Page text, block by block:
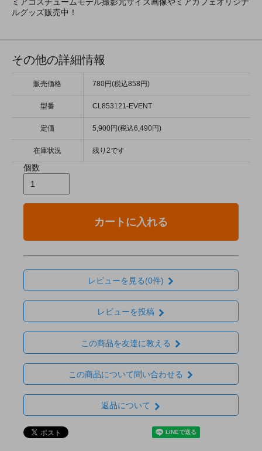
ルグッズ販売中！
その他の詳細情報
販売価格 780円(税込858円)
型番 CL853121-EVENT
定価 5,900円(税込6,490円)
在庫状況 残り2です
個数
カートに入れる
レビューを見る(0件)
レビューを投稿
この商品を友達に教える
この商品について問い合わせる
返品について